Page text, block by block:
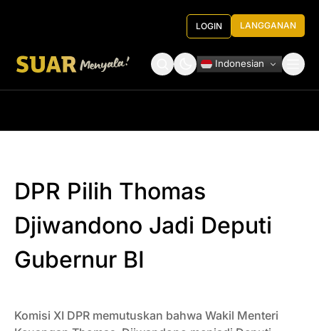
LOGIN LANGGANAN
Indonesian
DPR Pilih Thomas
Djiwandono Jadi Deputi
Gubernur BI
Komisi XI DPR memutuskan bahwa Wakil Menteri